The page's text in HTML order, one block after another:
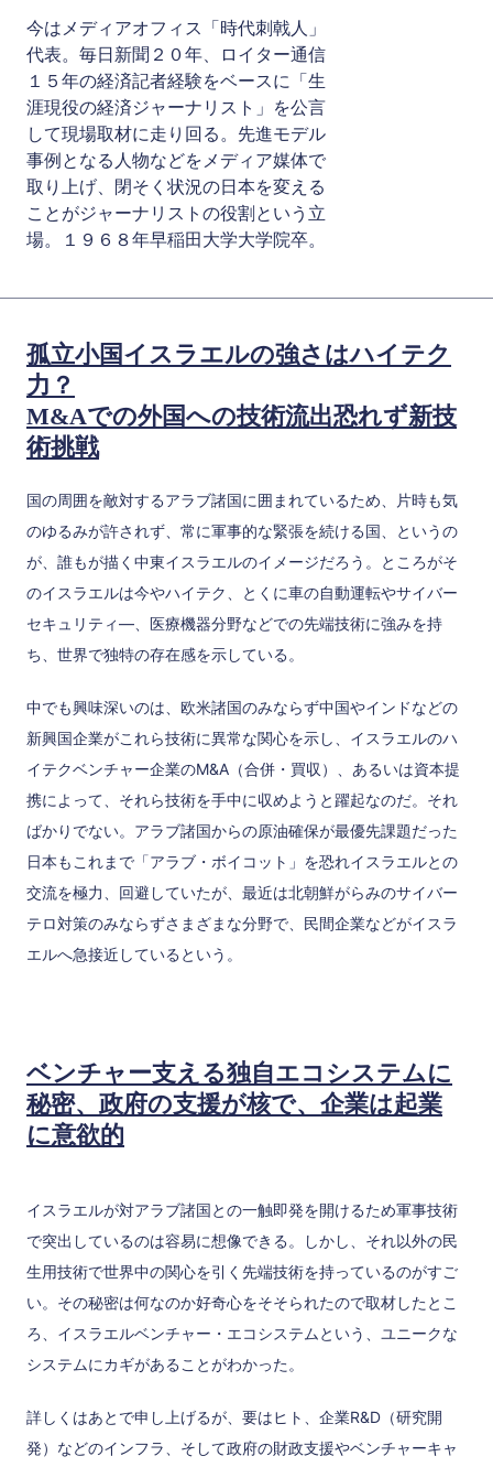
今はメディアオフィス「時代刺戟人」
代表。毎日新聞２０年、ロイター通信
１５年の経済記者経験をベースに「生
涯現役の経済ジャーナリスト」を公言
して現場取材に走り回る。先進モデル
事例となる人物などをメディア媒体で
取り上げ、閉そく状況の日本を変える
ことがジャーナリストの役割という立
場。１９６８年早稲田大学大学院卒。
孤立小国イスラエルの強さはハイテク
力？
M&Aでの外国への技術流出恐れず新技
術挑戦
国の周囲を敵対するアラブ諸国に囲まれているため、片時も気
のゆるみが許されず、常に軍事的な緊張を続ける国、というの
が、誰もが描く中東イスラエルのイメージだろう。ところがそ
のイスラエルは今やハイテク、とくに車の自動運転やサイバー
セキュリティ―、医療機器分野などでの先端技術に強みを持
ち、世界で独特の存在感を示している。
中でも興味深いのは、欧米諸国のみならず中国やインドなどの
新興国企業がこれら技術に異常な関心を示し、イスラエルのハ
イテクベンチャー企業のM&A（合併・買収）、あるいは資本提
携によって、それら技術を手中に収めようと躍起なのだ。それ
ばかりでない。アラブ諸国からの原油確保が最優先課題だった
日本もこれまで「アラブ・ボイコット」を恐れイスラエルとの
交流を極力、回避していたが、最近は北朝鮮がらみのサイバー
テロ対策のみならずさまざまな分野で、民間企業などがイスラ
エルへ急接近しているという。
ベンチャー支える独自エコシステムに
秘密、政府の支援が核で、企業は起業
に意欲的
イスラエルが対アラブ諸国との一触即発を開けるため軍事技術
で突出しているのは容易に想像できる。しかし、それ以外の民
生用技術で世界中の関心を引く先端技術を持っているのがすご
い。その秘密は何なのか好奇心をそそられたので取材したとこ
ろ、イスラエルベンチャー・エコシステムという、ユニークな
システムにカギがあることがわかった。
詳しくはあとで申し上げるが、要はヒト、企業R&D（研究開
発）などのインフラ、そして政府の財政支援やベンチャーキャ